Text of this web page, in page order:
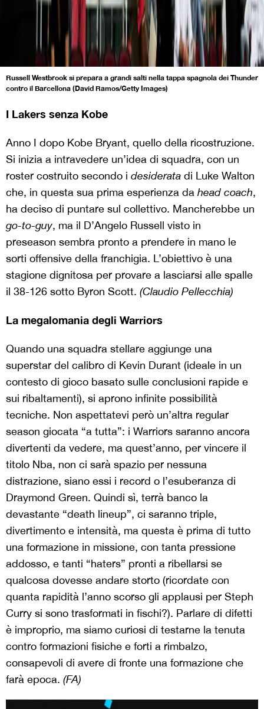
Russell Westbrook si prepara a grandi salti nella tappa spagnola dei Thunder
contro il Barcellona (David Ramos/Getty Images)
I Lakers senza Kobe
Anno I dopo Kobe Bryant, quello della ricostruzione.
Si inizia a intravedere un’idea di squadra, con un
roster costruito secondo i desiderata di Luke Walton
che, in questa sua prima esperienza da head coach,
ha deciso di puntare sul collettivo. Mancherebbe un
go-to-guy, ma il D’Angelo Russell visto in
preseason sembra pronto a prendere in mano le
sorti offensive della franchigia. L’obiettivo è una
stagione dignitosa per provare a lasciarsi alle spalle
il 38-126 sotto Byron Scott. (Claudio Pellecchia)
La megalomania degli Warriors
Quando una squadra stellare aggiunge una
superstar del calibro di Kevin Durant (ideale in un
contesto di gioco basato sulle conclusioni rapide e
sui ribaltamenti), si aprono infinite possibilità
tecniche. Non aspettatevi però un’altra regular
season giocata “a tutta”: i Warriors saranno ancora
divertenti da vedere, ma quest’anno, per vincere il
titolo Nba, non ci sarà spazio per nessuna
distrazione, siano essi i record o l’esuberanza di
Draymond Green. Quindi sì, terrà banco la
devastante “death lineup”, ci saranno triple,
divertimento e intensità, ma questa è prima di tutto
una formazione in missione, con tanta pressione
addosso, e tanti “haters” pronti a ribellarsi se
qualcosa dovesse andare storto (ricordate con
quanta rapidità l’anno scorso gli applausi per Steph
Curry si sono trasformati in fischi?). Parlare di difetti
è improprio, ma siamo curiosi di testarne la tenuta
contro formazioni fisiche e forti a rimbalzo,
consapevoli di avere di fronte una formazione che
farà epoca. (FA)